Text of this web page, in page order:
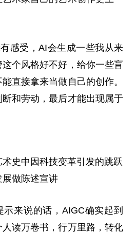
感受，AI会生成一些我从来
个风格好不好，给你一些盲
直接拿来当做自己的创作。
断和劳动，最后才能出现属于
史中因科技变革引发的跳跃
展做陈述宣讲
来说的话，AIGC确实起到
读万卷书，行万里路，转化